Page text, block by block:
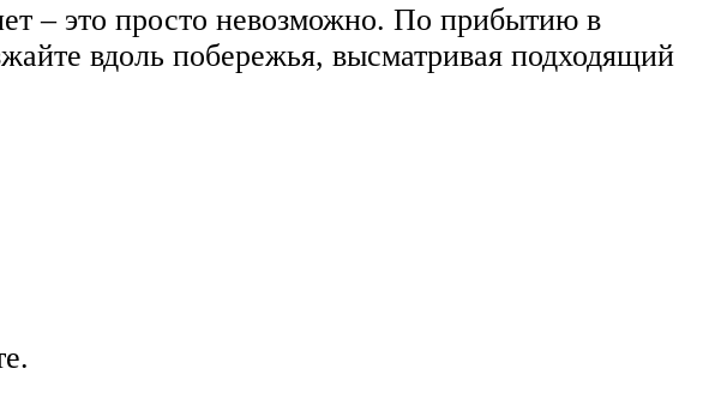
– это просто невозможно. По прибытию в
вдоль побережья, высматривая подходящий